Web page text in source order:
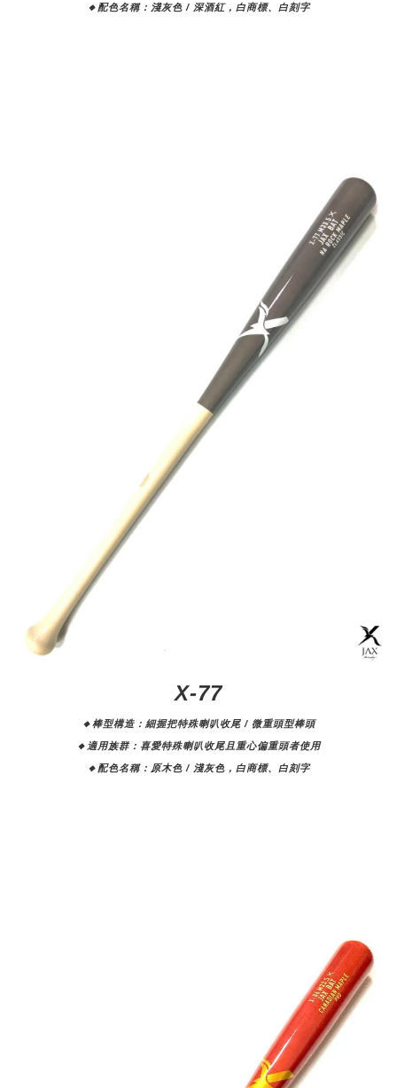
🔸配色名稱：淺灰色 / 深酒紅，白商標、白刻字
X-77
🔸棒型構造：細握把特殊喇叭收尾 / 微重頭型棒頭
🔸適用族群：喜愛特殊喇叭收尾且重心偏重頭者使用
🔸配色名稱：原木色 / 淺灰色，白商標、白刻字